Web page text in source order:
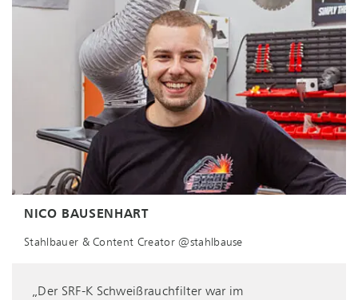
NICO BAUSENHART
Stahlbauer & Content Creator @stahlbause
„Der SRF-K Schwei­ßrauch­fil­ter war im
CHRISTOPHER RICHTER
Esterer GmbH & Co. Fahrzeugbauten und Anlagen KG